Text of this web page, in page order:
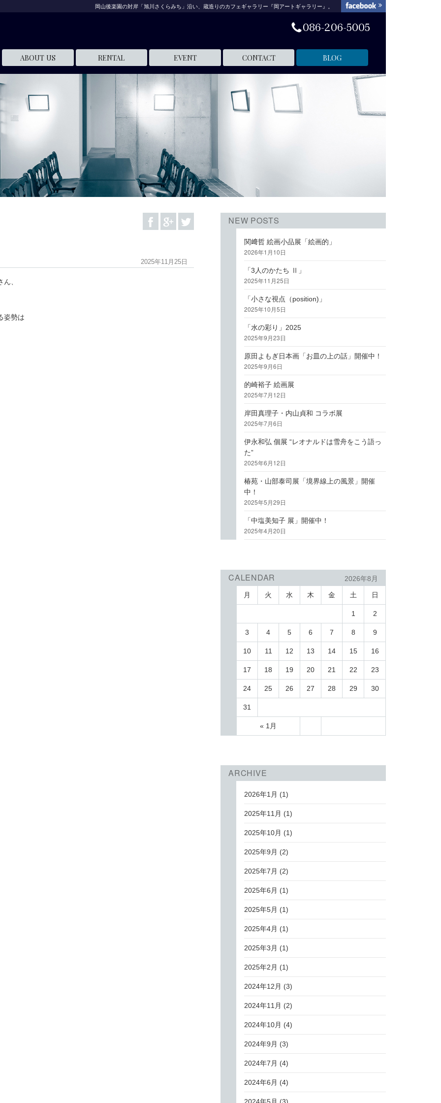
岡山後楽園の対岸「旭川さくらみち」沿い、蔵造りのカフェギャラリー『岡アートギャラリー』。
086-206-5005
ABOUT US RENTAL EVENT CONTACT BLOG
2025年11月25日
、
姿勢は
NEW POSTS
関﨑哲 絵画小品展「絵画的」
2026年1月10日
「3人のかたち Ⅱ」
2025年11月25日
「小さな視点（position)」
2025年10月5日
「水の彩り」2025
2025年9月23日
原田よもぎ日本画「お皿の上の話」開催中！
2025年9月6日
的崎裕子 絵画展
2025年7月12日
岸田真理子・内山貞和 コラボ展
2025年7月6日
伊永和弘 個展 “レオナルドは雪舟をこう語っ
た”
2025年6月12日
椿苑・山部泰司展「境界線上の風景」開催
中！
2025年5月29日
「中塩美知子 展」開催中！
2025年4月20日
CALENDAR 2026年8月
月 火 水 木 金 土 日
« 1月
1 2
3 4 5 6 7 8 9
10 11 12 13 14 15 16
17 18 19 20 21 22 23
24 25 26 27 28 29 30
31
ARCHIVE
2026年1月 (1)
2025年11月 (1)
2025年10月 (1)
2025年9月 (2)
2025年7月 (2)
2025年6月 (1)
2025年5月 (1)
2025年4月 (1)
2025年3月 (1)
2025年2月 (1)
2024年12月 (3)
2024年11月 (2)
2024年10月 (4)
2024年9月 (3)
2024年7月 (4)
2024年6月 (4)